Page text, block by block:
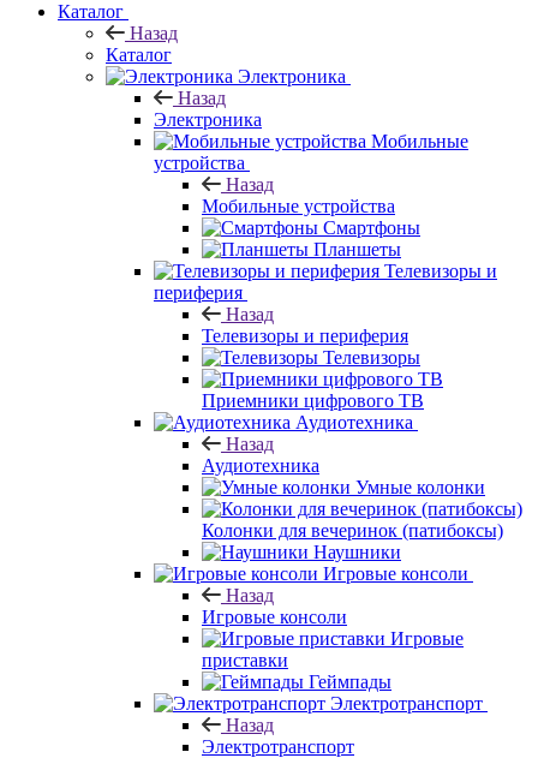
Каталог
Назад
Каталог
Электроника
Назад
Электроника
Мобильные
устройства
Назад
Мобильные устройства
Смартфоны
Планшеты
Телевизоры и
периферия
Назад
Телевизоры и периферия
Телевизоры
Приемники цифрового ТВ
Аудиотехника
Назад
Аудиотехника
Умные колонки
Колонки для вечеринок (патибоксы)
Наушники
Игровые консоли
Назад
Игровые консоли
Игровые
приставки
Геймпады
Электротранспорт
Назад
Электротранспорт